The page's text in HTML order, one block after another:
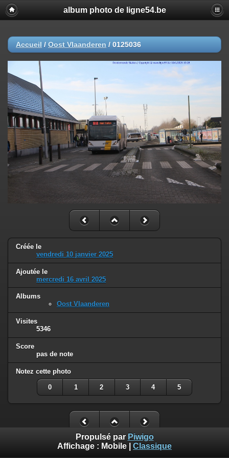
album photo de ligne54.be
Accueil / Oost Vlaanderen / 0125036
Créée le
vendredi 10 janvier 2025
Ajoutée le
mercredi 16 avril 2025
Albums
Oost Vlaanderen
Visites
5346
Score
pas de note
Notez cette photo
0 1 2 3 4 5
Propulsé par Piwigo
Affichage : Mobile Classique